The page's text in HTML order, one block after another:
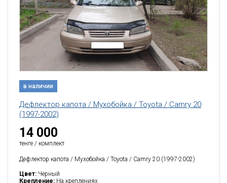
в наличии
Дефлектор капота / Мухобойка / Toyota / Camry 20
(1997-2002)
14 000
тенге / комплект
Дефлектор капота / Мухобойка / Toyota / Camry 20 (1997-2002)
Цвет: Черный
Крепление: На креплениях